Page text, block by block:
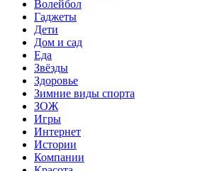
Волейбол
Гаджеты
Дети
Дом и сад
Еда
Звёзды
Здоровье
Зимние виды спорта
ЗОЖ
Игры
Интернет
Истории
Компании